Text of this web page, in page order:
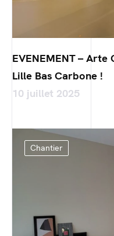
EVENEMENT –
Lille Bas Carbone !
10 juillet 2025
Chantier